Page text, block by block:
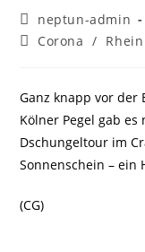
Beitrags-
Autor:
neptun-admin
Beitrags-
Corona / Rhein
Ganz knapp vor der
Kölner Pegel gab
Dschungeltour im
Sonnenschein – ein
(CG)